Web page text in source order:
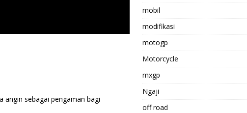
angin sebagai pengaman bagi
mobil
modifikasi
motogp
Motorcycle
mxgp
Ngaji
off road